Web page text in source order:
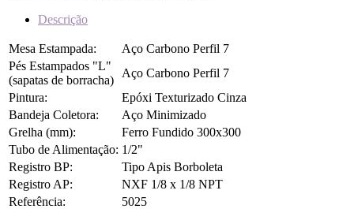
Descrição
Mesa Estampada:
Aço Carbono Perfil 7
Pés Estampados "L"
(sapatas de borracha)
Aço Carbono Perfil 7
Pintura:
Epóxi Texturizado Cinza
Bandeja Coletora:
Aço Minimizado
Grelha (mm):
Ferro Fundido 300x300
Tubo de Alimentação: 1/2"
Registro BP:
Tipo Apis Borboleta
Registro AP:
NXF 1/8 x 1/8 NPT
Referência:
5025